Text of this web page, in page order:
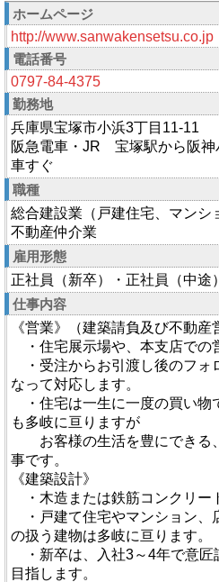
ホームページ
http://www.sanwakensetsu.co.jp
電話番号
0797-84-4375
勤務地
兵庫県宝塚市小浜3丁目11-11
阪急電車・JR 宝塚駅から阪
車すぐ
職種
総合建設業（戸建住宅、マンシ
不動産仲介業
雇用形態
正社員（新卒）・正社員（中途）
仕事内容
《営業》（建築請負及び不動産
・住宅展示場や、本支店での
・受注からお引渡し後のフォ
なって対応します。
・住宅は一生に一度の買い物
も多岐に亘りますが
お客様の生活を豊にできる
事です。
《建築設計》
・木造または鉄筋コンクリー
・戸建て住宅やマンション、
の扱う建物は多岐に亘ります。
・新卒は、入社3～4年で意匠
目指します。